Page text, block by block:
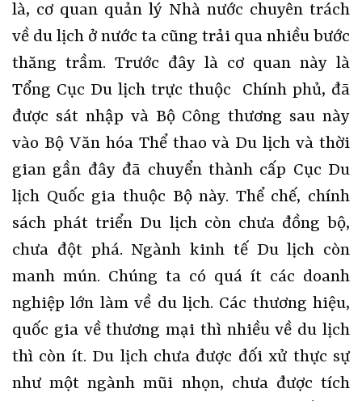
là, cơ quan quản lý Nhà nước chuyên trách
về du lịch ở nước ta cũng trải qua nhiều bước
thăng trầm. Trước đây là cơ quan này là
Tổng Cục Du lịch trực thuộc Chính phủ, đã
được sát nhập và Bộ Công thương sau này
vào Bộ Văn hóa Thể thao và Du lịch và thời
gian gần đây đã chuyển thành cấp Cục Du
lịch Quốc gia thuộc Bộ này. Thể chế, chính
sách phát triển Du lịch còn chưa đồng bộ,
chưa đột phá. Ngành kinh tế Du lịch còn
manh mún. Chúng ta có quá ít các doanh
nghiệp lớn làm về du lịch. Các thương hiệu,
quốc gia về thương mại thì nhiều về du lịch
thì còn ít. Du lịch chưa được đối xử thực sự
như một ngành mũi nhọn, chưa được tích